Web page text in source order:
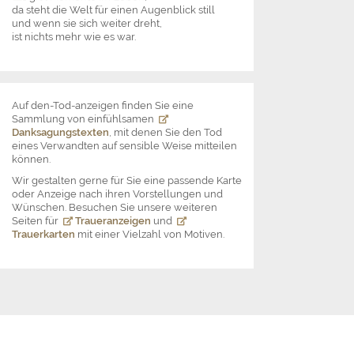
da steht die Welt für einen Augenblick still
und wenn sie sich weiter dreht,
ist nichts mehr wie es war.
Auf den-Tod-anzeigen finden Sie eine
Sammlung von einfühlsamen
Danksagungstexten, mit denen Sie den Tod
eines Verwandten auf sensible Weise mitteilen
können.
Wir gestalten gerne für Sie eine passende Karte
oder Anzeige nach ihren Vorstellungen und
Wünschen. Besuchen Sie unsere weiteren
Seiten für
Traueranzeigen und
Trauerkarten mit einer Vielzahl von Motiven.